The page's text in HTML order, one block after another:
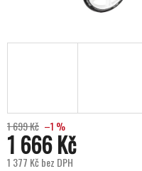
1 699 Kč –1 %
1 666 Kč
1 377 Kč bez DPH